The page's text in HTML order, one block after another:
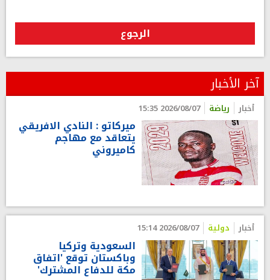
الرجوع
آخر الأخبار
أخبار رياضة 2026/08/07 15:35
ميركاتو : النادي الافريقي
يتعاقد مع مهاجم
كاميروني
أخبار دولية 2026/08/07 15:14
السعودية وتركيا
وباكستان توقع 'اتفاق
مكة للدفاع المشترك'